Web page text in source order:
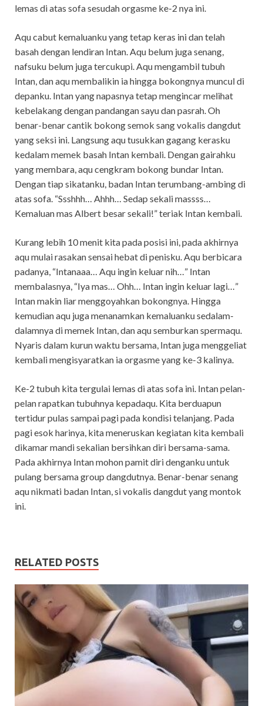
lemas di atas sofa sesudah orgasme ke-2 nya ini.
Aqu cabut kemaluanku yang tetap keras ini dan telah
basah dengan lendiran Intan. Aqu belum juga senang,
nafsuku belum juga tercukupi. Aqu mengambil tubuh
Intan, dan aqu membalikin ia hingga bokongnya muncul di
depanku. Intan yang napasnya tetap mengincar melihat
kebelakang dengan pandangan sayu dan pasrah. Oh
benar-benar cantik bokong semok sang vokalis dangdut
yang seksi ini. Langsung aqu tusukkan gagang kerasku
kedalam memek basah Intan kembali. Dengan gairahku
yang membara, aqu cengkram bokong bundar Intan.
Dengan tiap sikatanku, badan Intan terumbang-ambing di
atas sofa. “Ssshhh… Ahhh… Sedap sekali massss…
Kemaluan mas Albert besar sekali!” teriak Intan kembali.
Kurang lebih 10 menit kita pada posisi ini, pada akhirnya
aqu mulai rasakan sensai hebat di penisku. Aqu berbicara
padanya, “Intanaaa… Aqu ingin keluar nih…” Intan
membalasnya, “Iya mas… Ohh… Intan ingin keluar lagi…”
Intan makin liar menggoyahkan bokongnya. Hingga
kemudian aqu juga menanamkan kemaluanku sedalam-
dalamnya di memek Intan, dan aqu semburkan spermaqu.
Nyaris dalam kurun waktu bersama, Intan juga menggeliat
kembali mengisyaratkan ia orgasme yang ke-3 kalinya.
Ke-2 tubuh kita tergulai lemas di atas sofa ini. Intan pelan-
pelan rapatkan tubuhnya kepadaqu. Kita berduapun
tertidur pulas sampai pagi pada kondisi telanjang. Pada
pagi esok harinya, kita meneruskan kegiatan kita kembali
dikamar mandi sekalian bersihkan diri bersama-sama.
Pada akhirnya Intan mohon pamit diri denganku untuk
pulang bersama group dangdutnya. Benar-benar senang
aqu nikmati badan Intan, si vokalis dangdut yang montok
ini.
RELATED POSTS